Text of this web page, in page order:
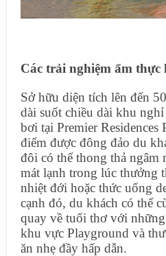
Các trải nghiệm ẩm thực
Sở hữu diện tích lên đến
dài suốt chiều dài khu
bơi tại Premier
điểm được đông đảo du
đôi có thể thong thả ngâm
mát lạnh trong lúc thưởng
nhiệt đới hoặc thức uống
cạnh đó, du khách có thể
quay về tuổi thơ với
khu vực Playground và
ăn nhẹ đầy hấp dẫn.